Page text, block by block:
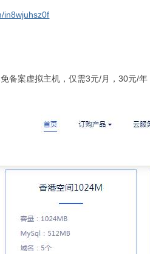
in8wjuhsz0f
备案虚拟主机，仅需3元/月，30元/年